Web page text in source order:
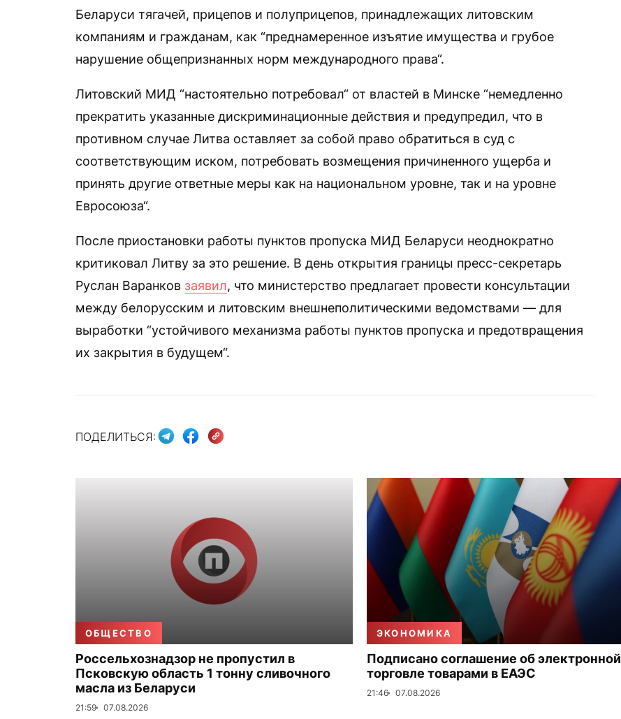
Беларуси тягачей, прицепов и полуприцепов, принадлежащих литовским
компаниям и гражданам, как “преднамеренное изъятие имущества и грубое
нарушение общепризнанных норм международного права“.
Литовский МИД “настоятельно потребовал“ от властей в Минске “немедленно
прекратить указанные дискриминационные действия и предупредил, что в
противном случае Литва оставляет за собой право обратиться в суд с
соответствующим иском, потребовать возмещения причиненного ущерба и
принять другие ответные меры как на национальном уровне, так и на уровне
Евросоюза“.
После приостановки работы пунктов пропуска МИД Беларуси неоднократно
критиковал Литву за это решение. В день открытия границы пресс-секретарь
Руслан Варанков заявил, что министерство предлагает провести консультации
между белорусским и литовским внешнеполитическими ведомствами — для
выработки “устойчивого механизма работы пунктов пропуска и предотвращения
их закрытия в будущем“.
ПОДЕЛИТЬСЯ:
ОБЩЕСТВО
Россельхознадзор не пропустил в
Псковскую область 1 тонну сливочного
масла из Беларуси
21:59 07.08.2026
ЭКОНОМИКА
Подписано соглашение об электронной
торговле товарами в ЕАЭС
21:46 07.08.2026